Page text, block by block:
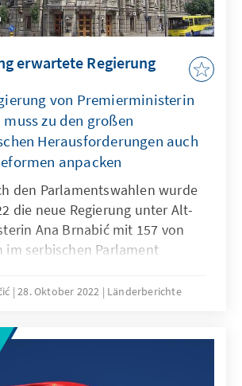
erwartete Regierung
von Premierministerin
zu den großen
Herausforderungen auch
anpacken
den Parlamentswahlen wurde
die neue Regierung unter Alt-
Ana Brnabić mit 157 von
im serbischen Parlament
Ivica Dačić sollen die großen
und der Sanktionen-
gelöst werden. Auch
finanzpolitisch muss das
28. Oktober 2022 Länderberichte